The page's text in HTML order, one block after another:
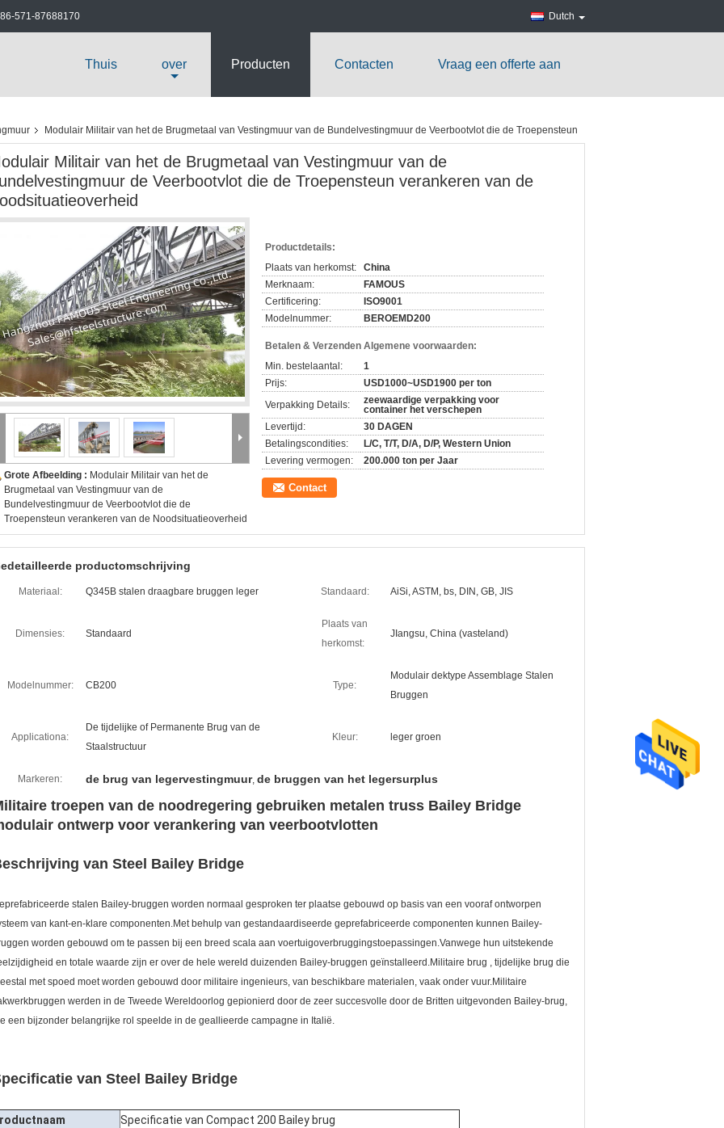
86-571-87688170 Dutch
Thuis over Producten Contacten Vraag een offerte aan
Modulair Militair van het de Brugmetaal van Vestingmuur van de Bundelvestingmuur de Veerbootvlot die de Troepensteun
Militair van het de Brugmetaal van Vestingmuur van de
de Veerbootvlot die de Troepensteun verankeren van de
Grote Afbeelding : Modulair Militair van het de
Brugmetaal van Vestingmuur van de
Bundelvestingmuur de Veerbootvlot die de
Troepensteun verankeren van de Noodsituatieoverheid
Productdetails:
Plaats van herkomst:
China
Merknaam:
FAMOUS
Certificering:
ISO9001
Modelnummer:
BEROEMD200
Betalen & Verzenden Algemene voorwaarden:
Min. bestelaantal:
1
Prijs:
USD1000~USD1900 per ton
Verpakking Details:
zeewaardige verpakking voor
container het verschepen
Levertijd:
30 DAGEN
Betalingscondities:
L/C, T/T, D/A, D/P, Western Union
Levering vermogen:
200.000 ton per Jaar
Contact
productomschrijving
Materiaal: Q345B stalen draagbare bruggen leger Standaard: AiSi, ASTM, bs, DIN, GB, JIS
Dimensies: Standaard
Plaats van
herkomst:
JIangsu, China (vasteland)
Modelnummer: CB200 Type:
Modulair dektype Assemblage Stalen
Bruggen
Applicationa:
De tijdelijke of Permanente Brug van de
Staalstructuur
Kleur: leger groen
Markeren: de brug van legervestingmuur, de bruggen van het legersurplus
troepen van de noodregering gebruiken metalen truss Bailey Bridge
ontwerp voor verankering van veerbootvlotten
van Steel Bailey Bridge
stalen Bailey-bruggen worden normaal gesproken ter plaatse gebouwd op basis van een vooraf ontworpen
van kant-en-klare componenten.Met behulp van gestandaardiseerde geprefabriceerde componenten kunnen Bailey-
worden gebouwd om te passen bij een breed scala aan voertuigoverbruggingstoepassingen.Vanwege hun uitstekende
en totale waarde zijn er over de hele wereld duizenden Bailey-bruggen geïnstalleerd.Militaire brug , tijdelijke brug die
met spoed moet worden gebouwd door militaire ingenieurs, van beschikbare materialen, vaak onder vuur.Militaire
werden in de Tweede Wereldoorlog gepionierd door de zeer succesvolle door de Britten uitgevonden Bailey-brug,
een bijzonder belangrijke rol speelde in de geallieerde campagne in Italië.
van Steel Bailey Bridge
Specificatie van Compact 200 Bailey brug